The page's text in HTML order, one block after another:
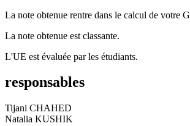
La note obtenue rentre dans le calcul de votre
La note obtenue est classante.
L'UE est évaluée par les étudiants.
responsables
Tijani CHAHED
Natalia KUSHIK